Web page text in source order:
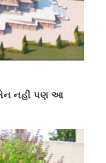
નહી પણ આ